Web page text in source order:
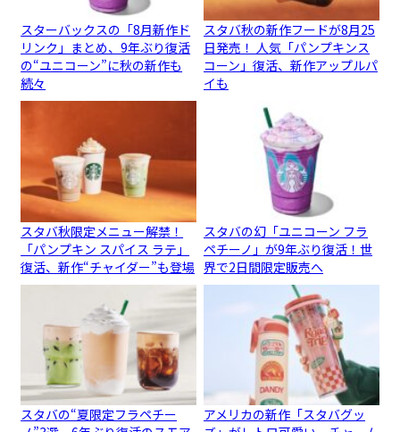
スターバックスの「8月新作ド
リンク」まとめ、9年ぶり復活
の“ユニコーン”に秋の新作も
続々
スタバ秋の新作フードが8月25
日発売！ 人気「パンプキンス
コーン」復活、新作アップルパ
イも
スタバ秋限定メニュー解禁！
「パンプキン スパイス ラテ」
復活、新作“チャイダー”も登場
スタバの幻「ユニコーン フラ
ペチーノ」が9年ぶり復活！世
界で2日間限定販売へ
スタバの“夏限定フラペチー
アメリカの新作「スタバグッ